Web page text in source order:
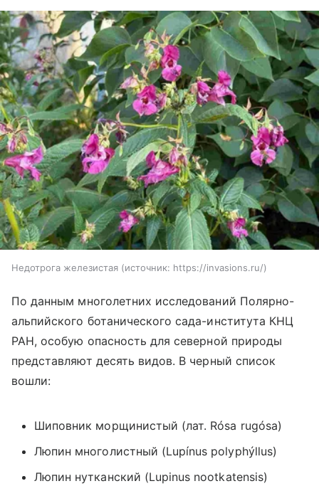
Недотрога железистая источник: https://invasions.ru/
По данным многолетних исследований Полярно-
альпийского ботанического сада-института КНЦ
РАН, особую опасность для северной природы
представляют десять видов. В черный список
вошли:
Шиповник морщинистый (лат. Rósa rugósa)
Люпин многолистный (Lupínus polyphýllus)
Люпин нутканский (Lupinus nootkatensis)